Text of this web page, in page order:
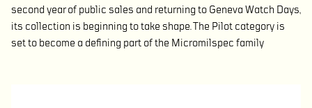
second year of public sales and returning to Geneva Watch Days,
its collection is beginning to take shape. The Pilot category is
set to become a defining part of the Micromilspec family